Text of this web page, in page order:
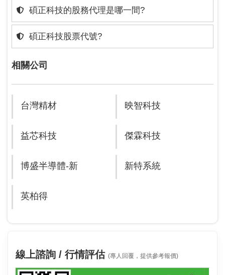
碩正科技的股務代理是哪一間?
碩正科技股票代號?
相關公司
台灣精材 映智科技
益芯科技 傑霖科技
博盛半導體-新 新特系統
英柏得
線上諮詢 / 行情評估 (專人回覆，提供參考報價)